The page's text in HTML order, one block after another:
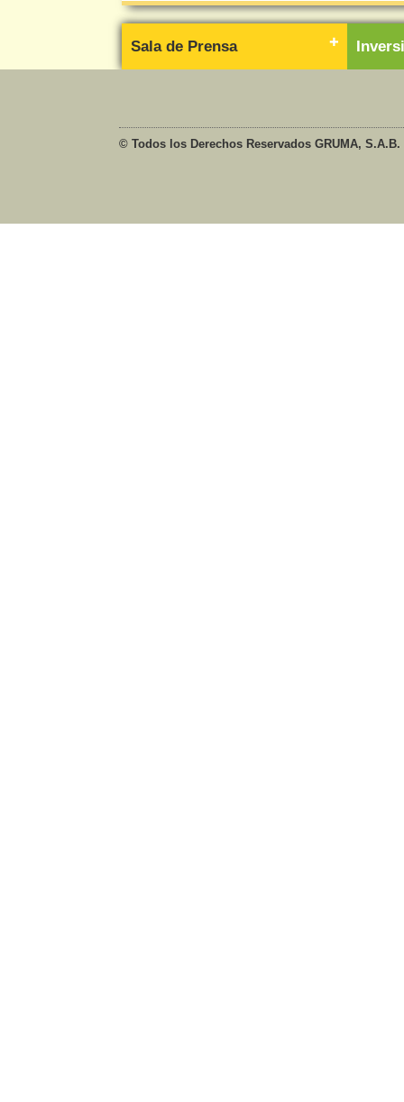
Sala de Prensa
© Todos los Derechos Reservados GRUMA, S.A.B.